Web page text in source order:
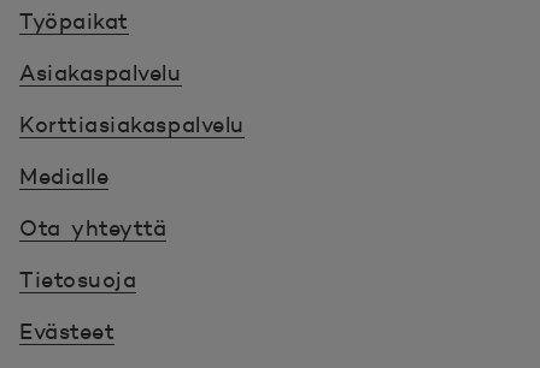
Työpaikat
Asiakaspalvelu
Korttiasiakaspalvelu
Medialle
Ota yhteyttä
Tietosuoja
Evästeet